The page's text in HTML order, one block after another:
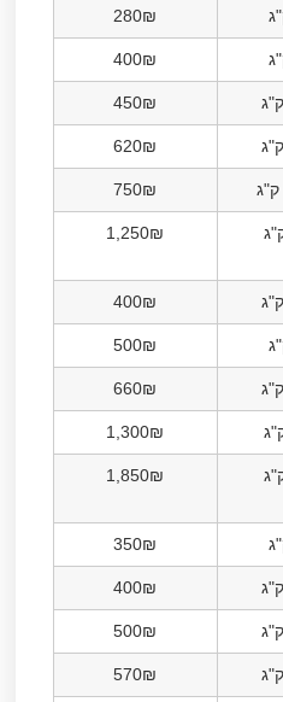
280₪
400₪
450₪
620₪
750₪
1,250₪
400₪
500₪
660₪
1,300₪
1,850₪
350₪
400₪
500₪
570₪